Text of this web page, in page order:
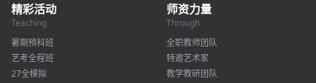
精彩活动
Teaching
暑期预科班
艺考全程班
27全模拟
师资力量
Through
全职教师团队
特邀艺术家
教学教研团队